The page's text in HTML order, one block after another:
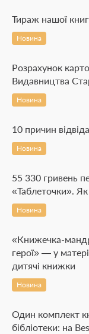
Тираж нашої
Новина
Розрахунок
Видавництва
Новина
10 причин
Новина
55 330 гривень
«Таблеточки».
Новина
«Книжечка-
герої» — у
дитячі книжки
Новина
Один комплект
бібліотеки: на